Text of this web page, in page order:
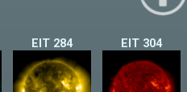
EIT 284 EIT 304